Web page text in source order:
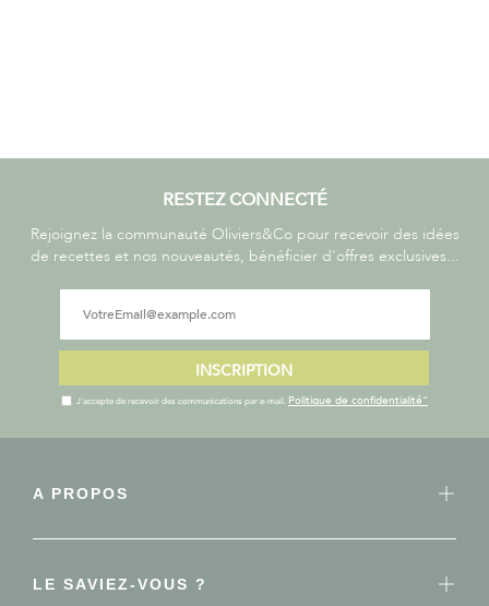
RESTEZ CONNECTÉ
Rejoignez la communauté Oliviers&Co pour recevoir des idées
de recettes et nos nouveautés, bénéficier d'offres exclusives...
INSCRIPTION
J'accepte de recevoir des communications par e-mail. Politique de confidentialité"
A PROPOS
LE SAVIEZ-VOUS ?